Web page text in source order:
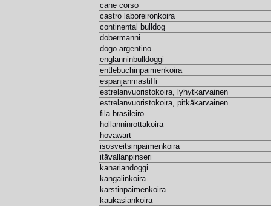
cane corso
castro laboreironkoira
continental bulldog
dobermanni
dogo argentino
englanninbulldoggi
entlebuchinpaimenkoira
espanjanmastiffi
estrelanvuoristokoira, lyhytkarvainen
estrelanvuoristokoira, pitkäkarvainen
fila brasileiro
hollanninrottakoira
hovawart
isosveitsinpaimenkoira
itävallanpinseri
kanariandoggi
kangalinkoira
karstinpaimenkoira
kaukasiankoira